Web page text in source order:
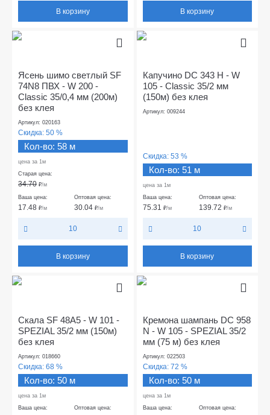
В корзину В корзину
Ясень шимо светлый SF
74N8 ПВХ - W 200 -
Classic 35/0,4 мм (200м)
без клея
Артикул: 020163
Скидка: 50 %
Кол-во: 58 м
цена за 1м
Старая цена:
34.70 ₽/м
Ваша цена:
17.48 ₽/м
Оптовая цена:
30.04₽/м
10
В корзину
Капучино DC 343 Н - W
105 - Classic 35/2 мм
(150м) без клея
Артикул: 009244
Скидка: 53 %
Кол-во: 51 м
цена за 1м
Ваша цена:
75.31 ₽/м
Оптовая цена:
139.72 ₽/м
10
В корзину
Скала SF 48A5 - W 101 -
SPEZIAL 35/2 мм (150м)
без клея
Артикул: 018660
Скидка: 68 %
Кол-во: 50 м
цена за 1м
Ваша цена:
Оптовая цена:
Кремона шампань DC 958
N - W 105 - SPEZIAL 35/2
мм (75 м) без клея
Артикул: 022503
Скидка: 72 %
Кол-во: 50 м
цена за 1м
Ваша цена:
Оптовая цена: